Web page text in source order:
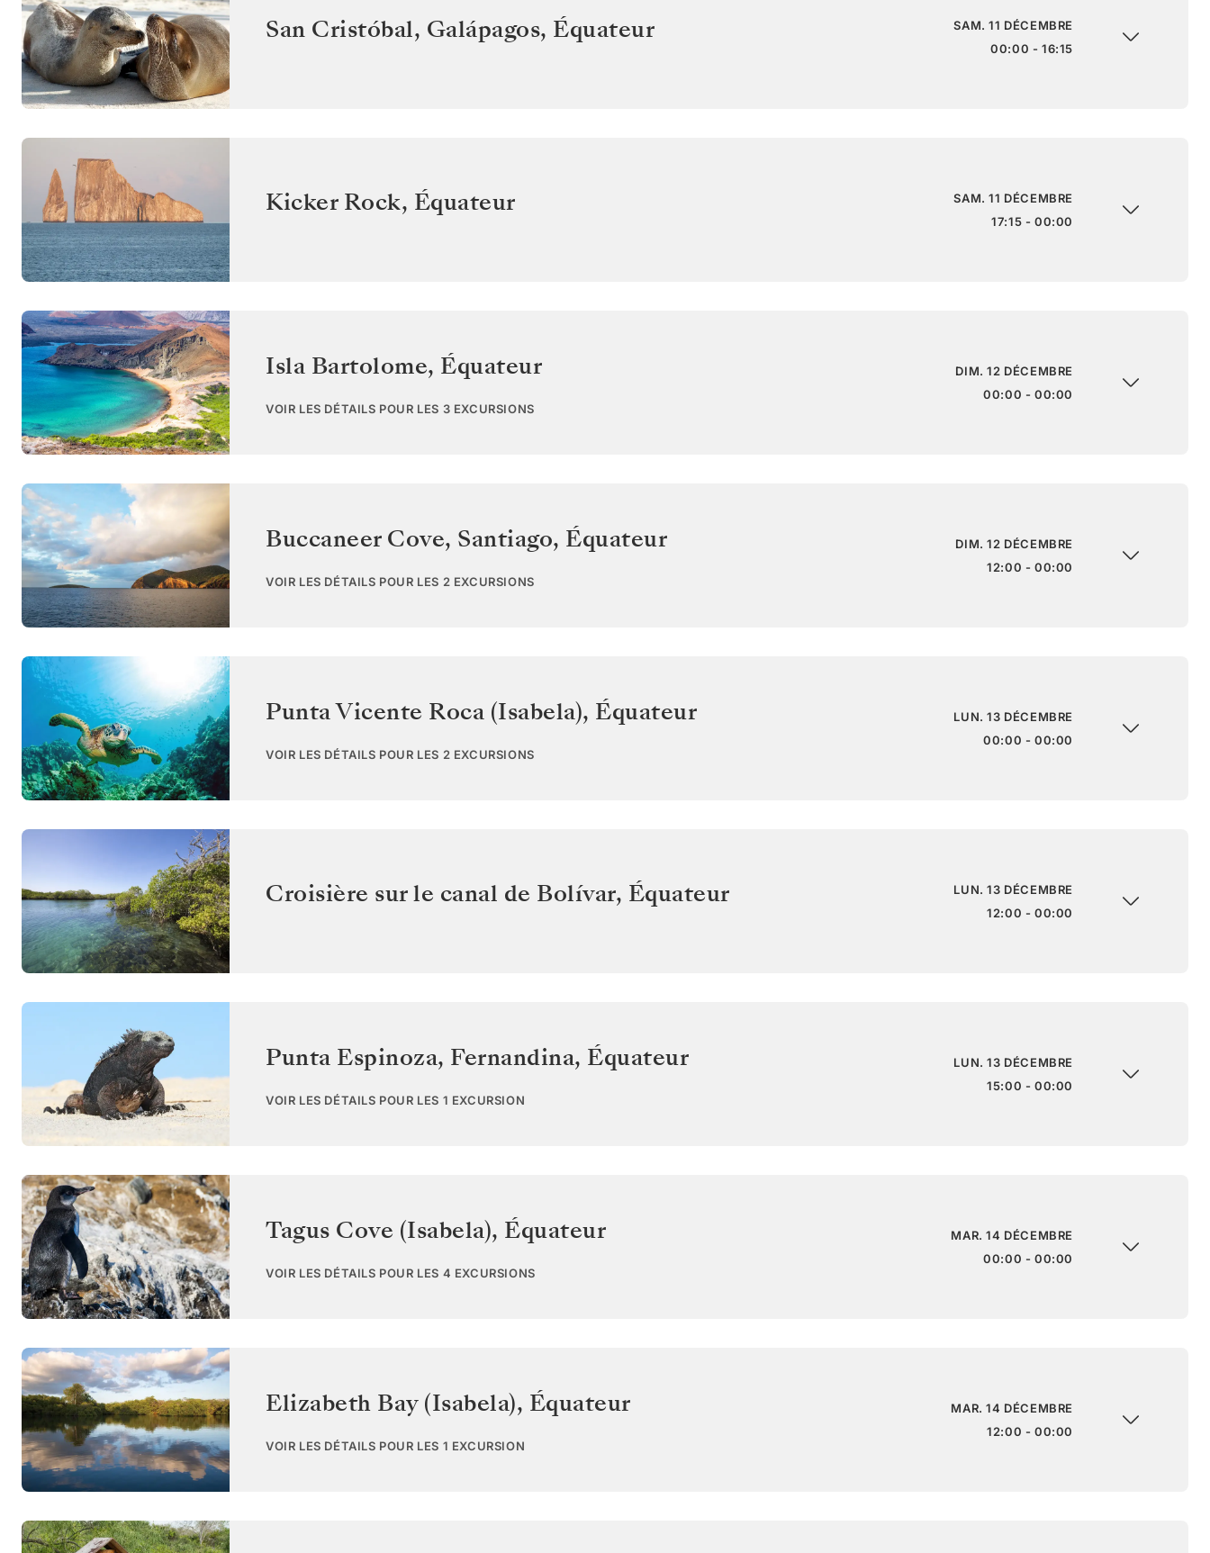
San Cristóbal, Galápagos, Équateur
SAM. 11 DÉCEMBRE
00:00 - 16:15
Kicker Rock, Équateur
SAM. 11 DÉCEMBRE
17:15 - 00:00
Isla Bartolome, Équateur
VOIR LES DÉTAILS POUR LES 3 EXCURSIONS
DIM. 12 DÉCEMBRE
00:00 - 00:00
Buccaneer Cove, Santiago, Équateur
VOIR LES DÉTAILS POUR LES 2 EXCURSIONS
DIM. 12 DÉCEMBRE
12:00 - 00:00
Punta Vicente Roca (Isabela), Équateur
VOIR LES DÉTAILS POUR LES 2 EXCURSIONS
LUN. 13 DÉCEMBRE
00:00 - 00:00
Croisière sur le canal de Bolívar, Équateur
LUN. 13 DÉCEMBRE
12:00 - 00:00
Punta Espinoza, Fernandina, Équateur
VOIR LES DÉTAILS POUR LES 1 EXCURSION
LUN. 13 DÉCEMBRE
15:00 - 00:00
Tagus Cove (Isabela), Équateur
VOIR LES DÉTAILS POUR LES 4 EXCURSIONS
MAR. 14 DÉCEMBRE
00:00 - 00:00
Elizabeth Bay (Isabela), Équateur
VOIR LES DÉTAILS POUR LES 1 EXCURSION
MAR. 14 DÉCEMBRE
12:00 - 00:00